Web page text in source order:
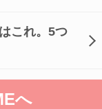
これ。5つ
へ